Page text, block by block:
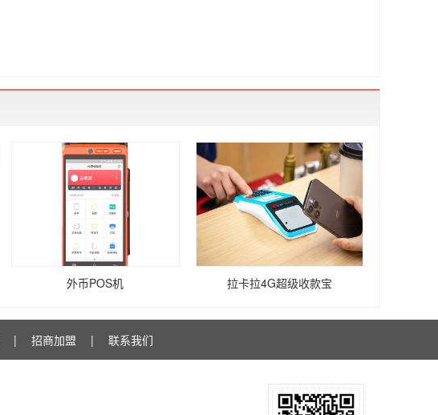
外币POS机 拉卡拉4G超级收款宝
| 招商加盟 | 联系我们